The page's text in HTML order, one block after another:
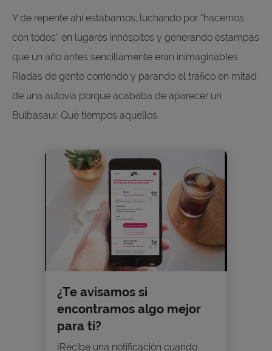
Y de repente ahí estábamos, luchando por “hacernos
con todos” en lugares inhóspitos y generando estampas
que un año antes sencillamente eran inimaginables.
Riadas de gente corriendo y parando el tráfico en mitad
de una autovía porque acababa de aparecer un
Bulbasaur. Qué tiempos aquellos.
¿Te avisamos si
encontramos algo mejor
para ti?
¡Recibe una notificación cuando